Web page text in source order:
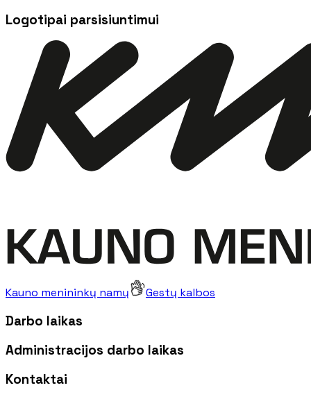
Logotipai parsisiuntimui
Kauno menininkų namų Gestų kalbos
Darbo laikas
Administracijos darbo laikas
Kontaktai